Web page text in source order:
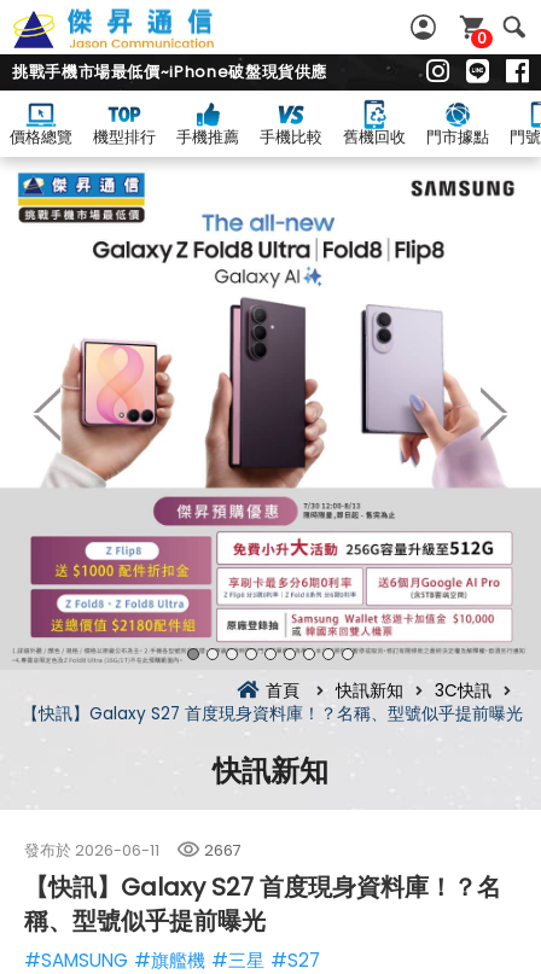
0
挑戰手機市場最低價~iPhone破盤現貨供應
價格總覽 機型排行 手機推薦 手機比較 舊機回收 門市據點 門
首頁 快訊新知
3C快訊
【快訊】Galaxy S27 首度現身資料庫！？名稱、型號似乎提前曝光
快訊新知
發布於 2026-06-11 2667
【快訊】Galaxy S27 首度現身資料庫！？名
稱、型號似乎提前曝光
#SAMSUNG #旗艦機 #三星 #S27